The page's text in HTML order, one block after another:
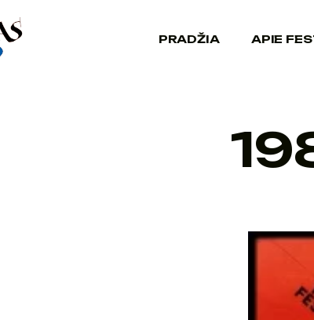
PRADŽIA APIE